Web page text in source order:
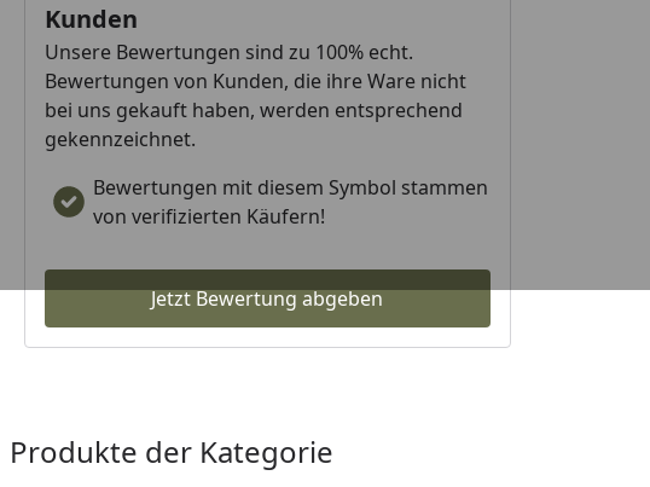
Kunden
Unsere Bewertungen sind zu 100% echt.
Bewertungen von Kunden, die ihre Ware nicht
bei uns gekauft haben, werden entsprechend
gekennzeichnet.
Bewertungen mit diesem Symbol stammen
von verifizierten Käufern!
Jetzt Bewertung abgeben
Produkte der Kategorie